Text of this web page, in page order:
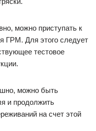
можно приступать к
ГРМ. Для этого следует
тестовое
можно быть
и продолжить
на счет этой